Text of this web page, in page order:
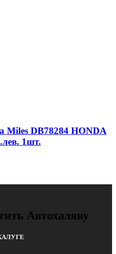
Miles DB78284 HONDA
1шт.
Автохаляву